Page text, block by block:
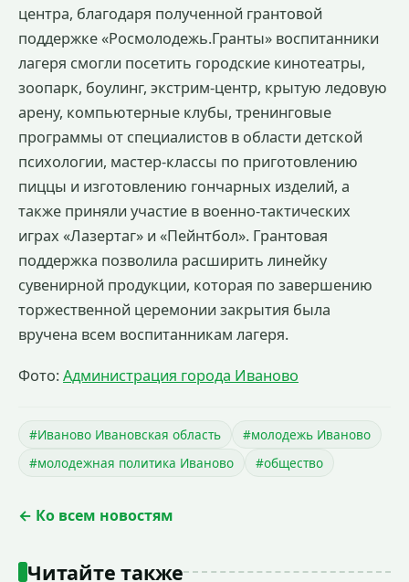
центра, благодаря полученной грантовой
поддержке «Росмолодежь.Гранты» воспитанники
лагеря смогли посетить городские кинотеатры,
зоопарк, боулинг, экстрим-центр, крытую ледовую
арену, компьютерные клубы, тренинговые
программы от специалистов в области детской
психологии, мастер-классы по приготовлению
пиццы и изготовлению гончарных изделий, а
также приняли участие в военно-тактических
играх «Лазертаг» и «Пейнтбол». Грантовая
поддержка позволила расширить линейку
сувенирной продукции, которая по завершению
торжественной церемонии закрытия была
вручена всем воспитанникам лагеря.
Фото: Администрация города Иваново
#Иваново Ивановская область
#молодежь Иваново
#молодежная политика Иваново
#общество
← Ко всем новостям
Читайте также